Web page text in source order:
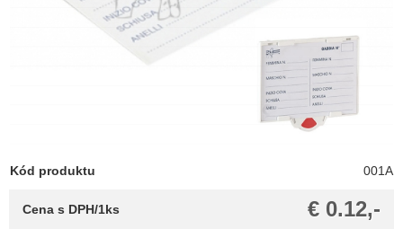
Kód produktu 001A
€ 0.12,-
Cena s DPH/1ks